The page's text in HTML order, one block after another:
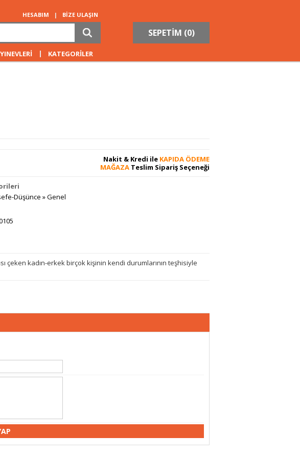
HESABIM | BİZE ULAŞIN
SEPETİM (0)
| KATEGORİLER
Nakit & Kredi ile KAPIDA ÖDEME
MAĞAZA Teslim Sipariş Seçeneği
Düşünce »Genel
çeken kadın-erkek birçok kişinin kendi durumlarının teşhisiyle